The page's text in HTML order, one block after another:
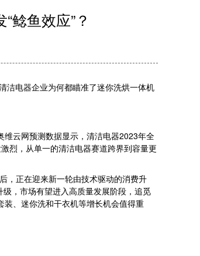
鲶鱼效应”？
电器企业为何都瞄准了迷你洗烘一体机
云网预测数据显示，清洁电器2023年全
烈，从单一的清洁电器赛道跨界到容量更
，正在迎来新一轮由技术驱动的消费升
级，市场有望进入高质量发展阶段，追觅
、迷你洗和干衣机等增长机会值得重